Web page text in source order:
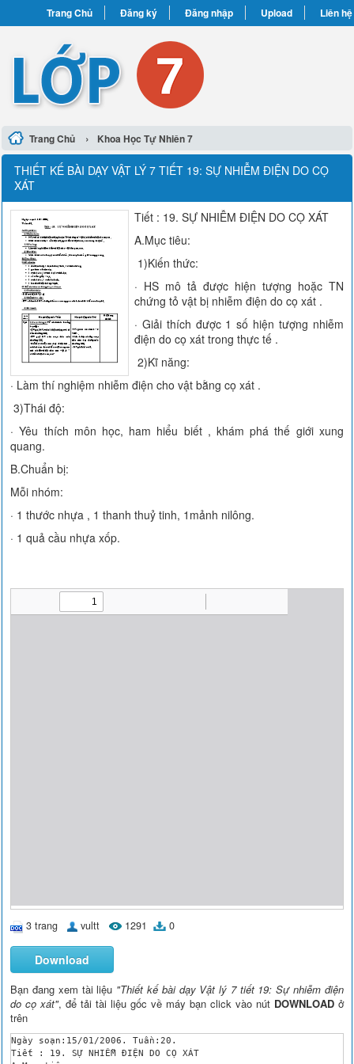
Trang Chủ Đăng ký Đăng nhập Upload Liên hệ
Trang Chủ › Khoa Học Tự Nhiên 7
THIẾT KẾ BÀI DẠY VẬT LÝ 7 TIẾT 19: SỰ NHIỄM ĐIỆN DO CỌ
XÁT
Tiết : 19. SỰ NHIỄM ĐIỆN DO CỌ XÁT
A.Mục tiêu:
1)Kiến thức:
· HS mô tả được hiện tượng hoặc TN
chứng tỏ vật bị nhiễm điện do cọ xát .
· Giải thích được 1 số hiện tượng nhiễm
điện do cọ xát trong thực tế .
2)Kĩ năng:
· Làm thí nghiệm nhiễm điện cho vật bằng cọ xát .
3)Thái độ:
· Yêu thích môn học, ham hiểu biết , khám phá thế giới xung
quang.
B.Chuẩn bị:
Mỗi nhóm:
· 1 thước nhựa , 1 thanh thuỷ tinh, 1mảnh nilông.
· 1 quả cầu nhựa xốp.
3 trang vultt 1291 0
Download
Bạn đang xem tài liệu "Thiết kế bài dạy Vật lý 7 tiết 19: Sự nhiễm điện
do cọ xát", để tải tài liệu gốc về máy bạn click vào nút DOWNLOADở
trên
Ngày soạn:15/01/2006. Tuần:20.
Tiết : 19. SỰ NHIỄM ĐIỆN DO CỌ XÁT